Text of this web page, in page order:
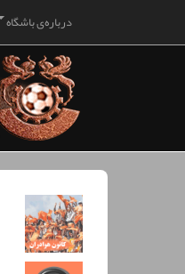
درباره‌ی باشگاه